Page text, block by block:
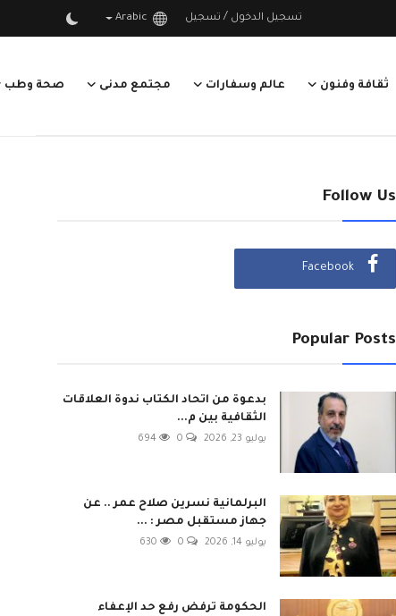
تسجيل الدخول / تسجيل Arabic
ثقافة وفنون عالم وسفارات مجتمع مدنى
صحة وطب
Follow Us
Facebook
Popular Posts
بدعوة من اتحاد الكتاب ندوة العلاقات
الثقافية بين م...
يوليو 23, 2026 0
694
البرلمانية نسرين صلاح عمر .. عن
جهاز مستقبل مصر : ...
يوليو 14, 2026 0
630
الحكومة ترفض رفع حد الإعفاء